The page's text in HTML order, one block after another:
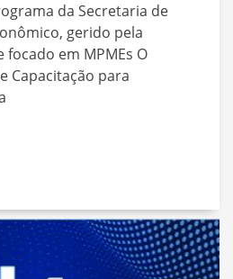
da Secretaria de
gerido pela
focado em MPMEs O
Capacitação para